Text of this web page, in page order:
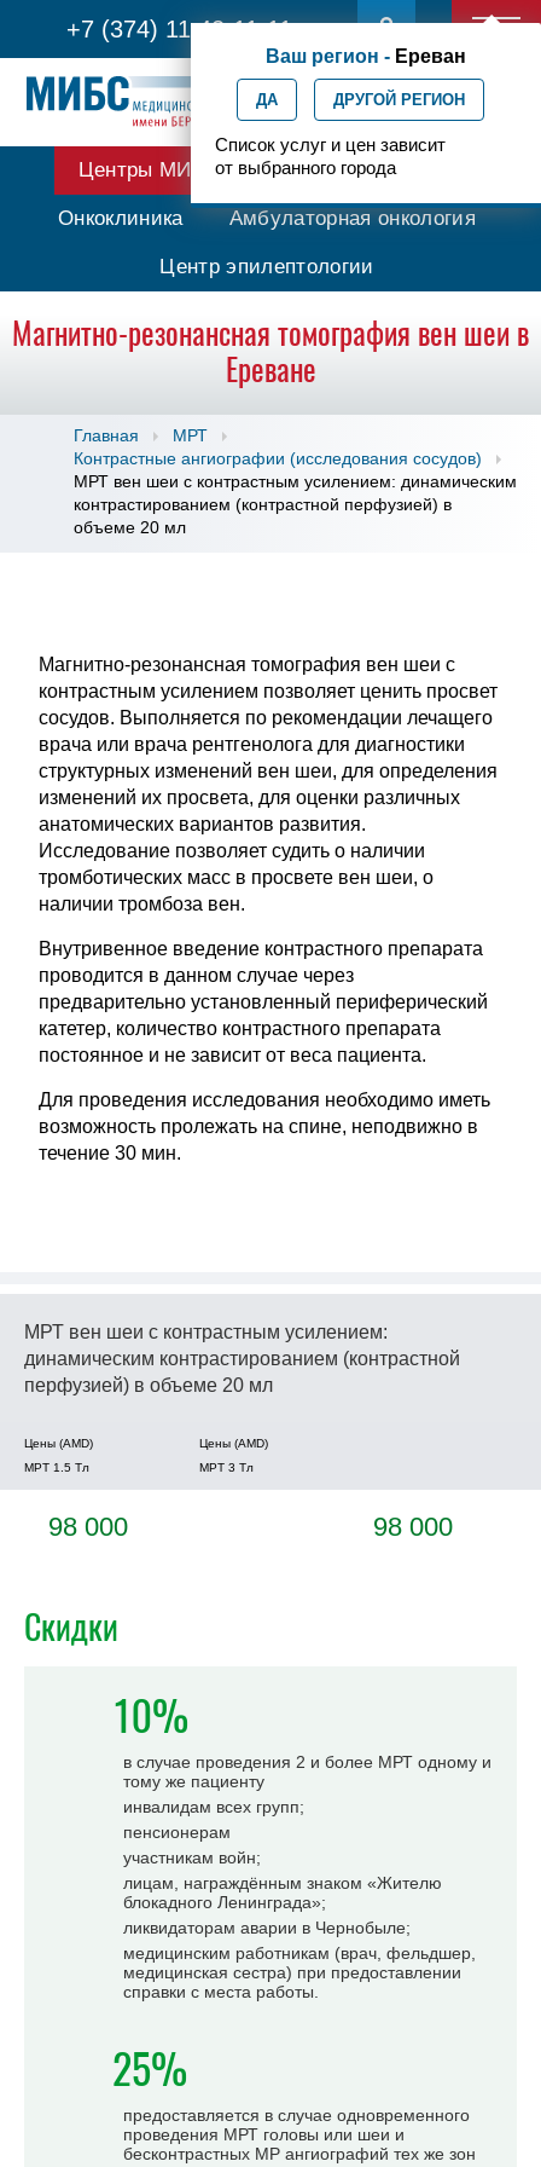
+7 (374) 11 42-11-11
Ваш регион - Ереван
ДА ДРУГОЙ РЕГИОН
Список услуг и цен зависит
от выбранного города
Центры МИБС Протонная терапия
Онкоклиника Амбулаторная онкология
Центр эпилептологии
Магнитно-резонансная томография вен шеи в
Ереване
Главная
МРТ
Контрастные ангиографии (исследования сосудов)
МРТ вен шеи с контрастным усилением: динамическим
контрастированием (контрастной перфузией) в
объеме 20 мл
Магнитно-резонансная томография вен шеи с
контрастным усилением позволяет ценить просвет
сосудов. Выполняется по рекомендации лечащего
врача или врача рентгенолога для диагностики
структурных изменений вен шеи, для определения
изменений их просвета, для оценки различных
анатомических вариантов развития.
Исследование позволяет судить о наличии
тромботических масс в просвете вен шеи, о
наличии тромбоза вен.
Внутривенное введение контрастного препарата
проводится в данном случае через
предварительно установленный периферический
катетер, количество контрастного препарата
постоянное и не зависит от веса пациента.
Для проведения исследования необходимо иметь
возможность пролежать на спине, неподвижно в
течение 30 мин.
МРТ вен шеи с контрастным усилением:
динамическим контрастированием (контрастной
перфузией) в объеме 20 мл
Цены (AMD)
МРТ 1.5 Tл
Цены (AMD)
МРТ 3 Tл
98 000 98 000
Скидки
10%
в случае проведения 2 и более МРТ одному и
тому же пациенту
инвалидам всех групп;
пенсионерам
участникам войн;
лицам, награждённым знаком «Жителю
блокадного Ленинграда»;
ликвидаторам аварии в Чернобыле;
медицинским работникам (врач, фельдшер,
медицинская сестра) при предоставлении
справки с места работы.
25%
предоставляется в случае одновременного
проведения МРТ головы или шеи и
бесконтрастных МР ангиографий тех же зон